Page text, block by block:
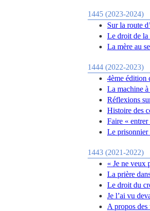
1445 (2023-2024)
Sur la route
Le droit de la
La mère au
1444 (2022-2023)
4ème édition
La machine
Réflexions
Histoire des
Faire «
Le prisonnier
1443 (2021-2022)
« Je ne veux
La prière
Le droit du
Je l’ai vu
A propos